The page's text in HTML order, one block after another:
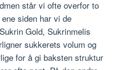
står vi ofte overfor to
siden har vi de
Gold, Sukrinmelis
sukkerets volum og
for å gi baksten struktur